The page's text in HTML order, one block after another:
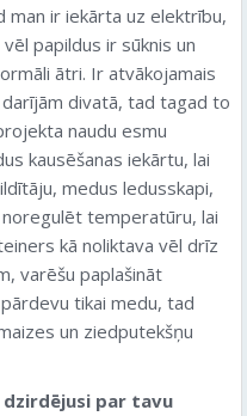
ir iekārta uz elektrību,
papildus ir sūknis un
ātri. Ir atvākojamais
divatā, tad tagad to
naudu esmu
kausēšanas iekārtu, lai
medus ledusskapi,
temperatūru, lai
kā noliktava vēl drīz
varēšu paplašināt
tikai medu, tad
un ziedputekšņu
par tavu